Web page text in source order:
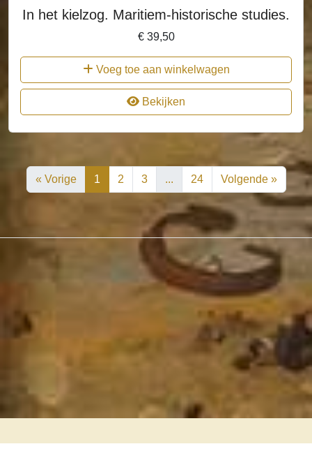
In het kielzog. Maritiem-historische studies.
€39,50
Voeg toe aan winkelwagen
Bekijken
« Vorige 1 2 3 ... 24 Volgende »